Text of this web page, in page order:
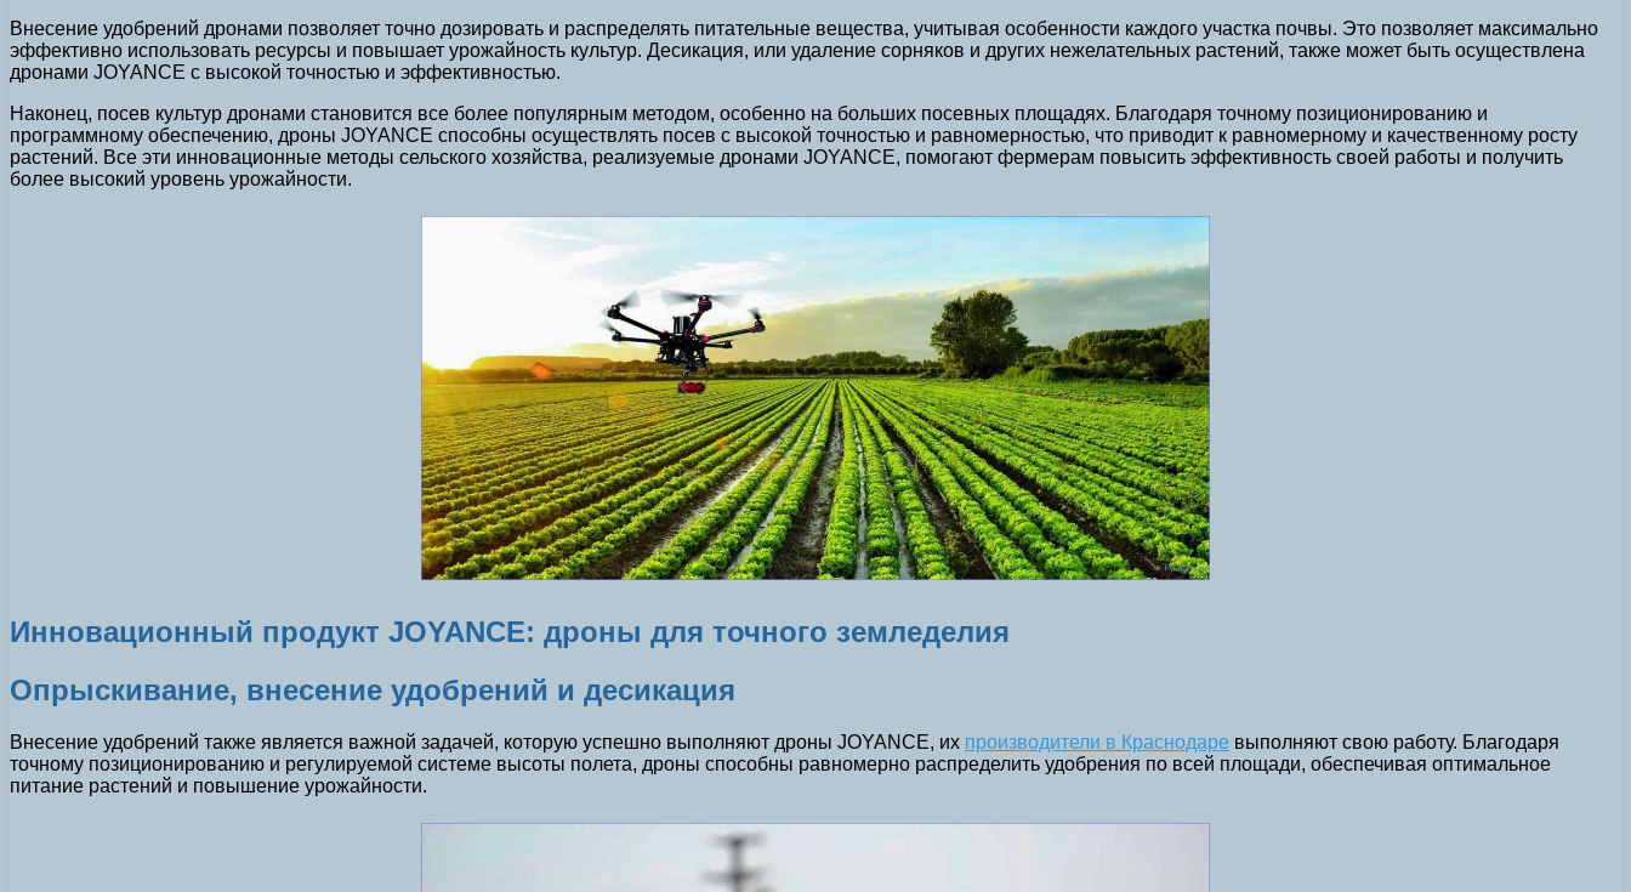
Внесение удобрений дронами позволяет точно дозировать и распределять питательные вещества, учитывая особенности каждого участка почвы. Это позволяет максимально
эффективно использовать ресурсы и повышает урожайность культур. Десикация, или удаление сорняков и других нежелательных растений, также может быть осуществлена
дронами JOYANCE с высокой точностью и эффективностью.
Наконец, посев культур дронами становится все более популярным методом, особенно на больших посевных площадях. Благодаря точному позиционированию и
программному обеспечению, дроны JOYANCE способны осуществлять посев с высокой точностью и равномерностью, что приводит к равномерному и качественному росту
растений. Все эти инновационные методы сельского хозяйства, реализуемые дронами JOYANCE, помогают фермерам повысить эффективность своей работы и получить
более высокий уровень урожайности.
Инновационный продукт JOYANCE: дроны для точного земледелия
Опрыскивание, внесение удобрений и десикация
Внесение удобрений также является важной задачей, которую успешно выполняют дроны JOYANCE, их производители в Краснодаре выполняют свою работу. Благодаря
точному позиционированию и регулируемой системе высоты полета, дроны способны равномерно распределить удобрения по всей площади, обеспечивая оптимальное
питание растений и повышение урожайности.